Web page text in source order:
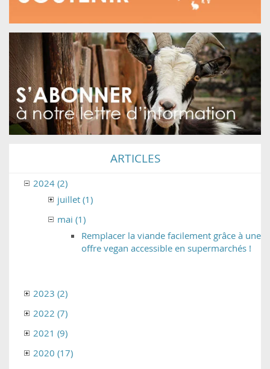
ARTICLES
2024 (2)
juillet (1)
mai (1)
Remplacer la viande facilement grâce à une
offre vegan accessible en supermarchés !
2023 (2)
2022 (7)
2021 (9)
2020 (17)